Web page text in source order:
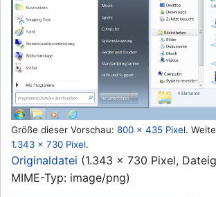
Größe dieser Vorschau: 800 × 435 Pixel.
1.343 × 730 Pixel.
Originaldatei (1.343 × 730 Pixel,
MIME-Typ: image/png)